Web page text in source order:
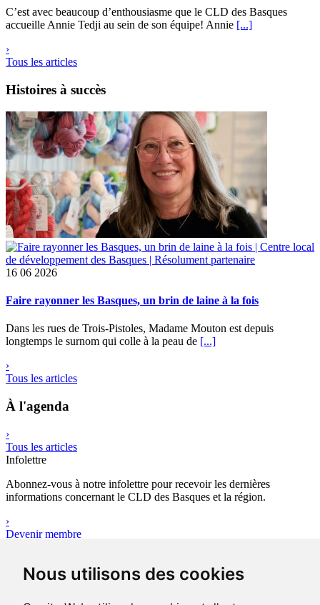
Nous utilisons des cookies
C’est avec beaucoup d’enthousiasme que le CLD des Basques
accueille Annie Tedji au sein de son équipe! Annie [...]
›
Tous les articles
Histoires à succès
16 06 2026
Faire rayonner les Basques, un brin de laine à la fois
Dans les rues de Trois-Pistoles, Madame Mouton est depuis
longtemps le surnom qui colle à la peau de [...]
›
Tous les articles
À l'agenda
›
Tous les articles
Infolettre
Abonnez-vous à notre infolettre pour recevoir les dernières
informations concernant le CLD des Basques et la région.
›
Devenir membre
Avez-vous votre plan d’affaires ?
Le plan d’affaires réunit l’ensemble des données quantitatives,